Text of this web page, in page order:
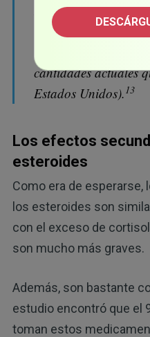
Reumatología de
uso crónico de 5
cantidades actuales
Estados Unidos). 13
Los efectos
esteroides
Como era de
los esteroides son
con el exceso de
son mucho más graves.
Además, son bastante
estudio encontró que el
toman estos